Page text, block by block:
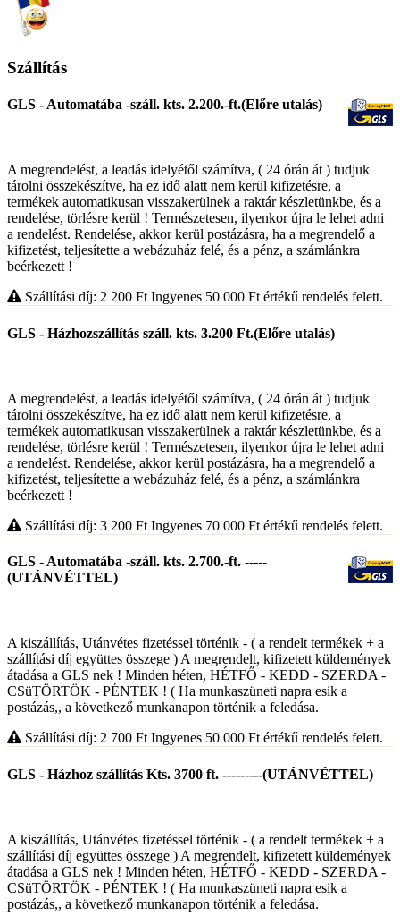
Szállítás
GLS - Automatába -száll. kts. 2.200.-ft.(Előre utalás)
A megrendelést, a leadás idelyétől számítva, ( 24 órán át ) tudjuk
tárolni összekészítve, ha ez idő alatt nem kerül kifizetésre, a
termékek automatikusan visszakerülnek a raktár készletünkbe, és a
rendelése, törlésre kerül ! Természetesen, ilyenkor újra le lehet adni
a rendelést. Rendelése, akkor kerül postázásra, ha a megrendelő a
kifizetést, teljesítette a webázuház felé, és a pénz, a számlánkra
beérkezett !
Szállítási díj: 2 200 Ft Ingyenes 50 000 Ftértékű rendelés felett.
GLS - Házhozszállítás száll. kts. 3.200 Ft.(Előre utalás)
A megrendelést, a leadás idelyétől számítva, ( 24 órán át ) tudjuk
tárolni összekészítve, ha ez idő alatt nem kerül kifizetésre, a
termékek automatikusan visszakerülnek a raktár készletünkbe, és a
rendelése, törlésre kerül ! Természetesen, ilyenkor újra le lehet adni
a rendelést. Rendelése, akkor kerül postázásra, ha a megrendelő a
kifizetést, teljesítette a webázuház felé, és a pénz, a számlánkra
beérkezett !
Szállítási díj: 3 200 Ft Ingyenes 70 000 Ft értékű rendelés felett.
GLS - Automatába -száll. kts. 2.700.-ft. -----
(UTÁNVÉTTEL)
A kiszállítás, Utánvétes fizetéssel történik - ( a rendelt termékek + a
szállítási díj együttes összege ) A megrendelt, kifizetett küldemények
átadása a GLS nek ! Minden héten, HÉTFŐ - KEDD - SZERDA -
CSüTÖRTÖK - PÉNTEK ! ( Ha munkaszüneti napra esik a
postázás,, a következő munkanapon történik a feledása.
Szállítási díj: 2 700 Ft Ingyenes 50 000 Ftértékű rendelés felett.
GLS - Házhoz szállítás Kts. 3700 ft. ---------(UTÁNVÉTTEL)
A kiszállítás, Utánvétes fizetéssel történik - ( a rendelt termékek + a
szállítási díj együttes összege ) A megrendelt, kifizetett küldemények
átadása a GLS nek ! Minden héten, HÉTFŐ - KEDD - SZERDA -
CSüTÖRTÖK - PÉNTEK ! ( Ha munkaszüneti napra esik a
postázás,, a következő munkanapon történik a feledása.